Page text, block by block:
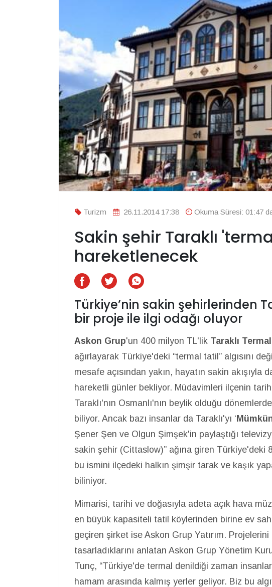
Turizm 26.11.2014 17:38 Okuma Süresi: 01:47
Sakin şehir Taraklı
hareketlenecek
Türkiye’nin sakin şehirlerinden
bir proje ile ilgi odağı oluyor
Askon Grup'un 400 milyon TL'lik Taraklı
ağırlayarak Türkiye'deki “termal tatil” algısını
mesafe açısından yakın, hayatın sakin akışıyla
hareketli günler bekliyor. Müdavimleri ilçenin
Taraklı'nın Osmanlı'nın beylik olduğu
biliyor. Ancak bazı insanlar da Taraklı'yı ‘
Şener Şen ve Olgun Şimşek'in paylaştığı
sakin şehir (Cittaslow)” ağına giren Türkiye'deki
bu ismini ilçedeki halkın şimşir tarak ve kaşık
biliniyor.
Mimarisi, tarihi ve doğasıyla adeta açık hava
en büyük kapasiteli tatil köylerinden birine ev
geçiren şirket ise Askon Grup Yatırım.
tasarladıklarını anlatan Askon Grup Yönetim
Tunç, “Türkiye'de termal denildiği zaman
hamam arasında kalmış yerler geliyor. Biz bu